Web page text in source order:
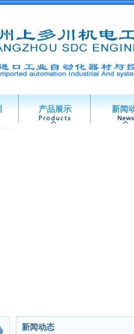
产品展示 新闻
新闻动态